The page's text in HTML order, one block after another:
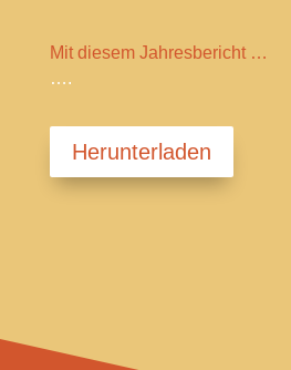
Mit diesem Jahresbericht …
….
Herunterladen